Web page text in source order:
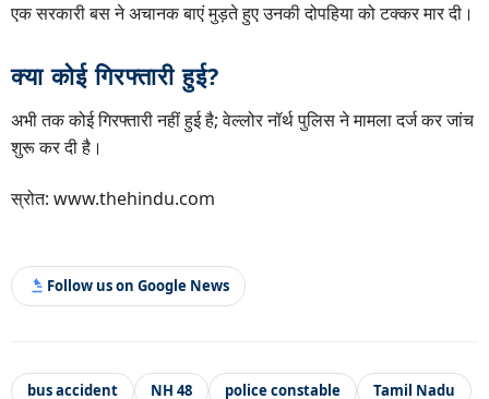
एक सरकारी बस ने अचानक बाएं मुड़ते हुए उनकी दोपहिया को टक्कर मार दी।
क्या कोई गिरफ्तारी हुई?
अभी तक कोई गिरफ्तारी नहीं हुई है; वेल्लोर नॉर्थ पुलिस ने मामला दर्ज कर जांच
शुरू कर दी है।
स्रोत: www.thehindu.com
Follow us on Google News
bus accident NH 48 police constable
Tamil Nadu